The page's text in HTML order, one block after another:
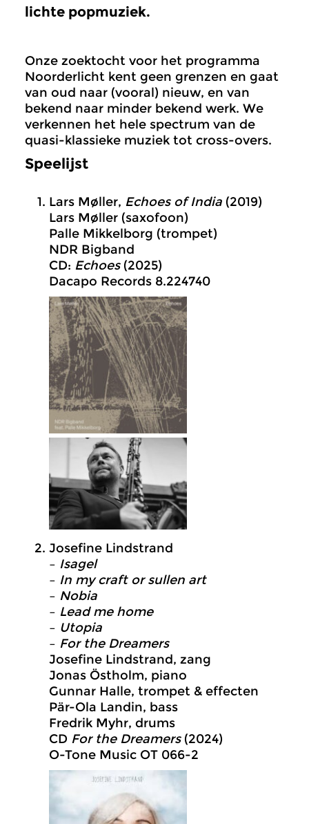
lichte popmuziek.
Onze zoektocht voor het programma
Noorderlicht kent geen grenzen en gaat
van oud naar (vooral) nieuw, en van
bekend naar minder bekend werk. We
verkennen het hele spectrum van de
quasi-klassieke muziek tot cross-overs.
Speelijst
Lars Møller, Echoes of India (2019)
Lars Møller (saxofoon)
Palle Mikkelborg (trompet)
NDR Bigband
CD: Echoes(2025)
Dacapo Records 8.224740
Josefine Lindstrand
– Isagel
– In my craft or sullen art
– Nobia
– Lead me home
– Utopia
– For the Dreamers
Josefine Lindstrand, zang
Jonas Östholm, piano
Gunnar Halle, trompet & effecten
Pär-Ola Landin, bass
Fredrik Myhr, drums
CD For the Dreamers(2024)
O-Tone Music OT 066-2